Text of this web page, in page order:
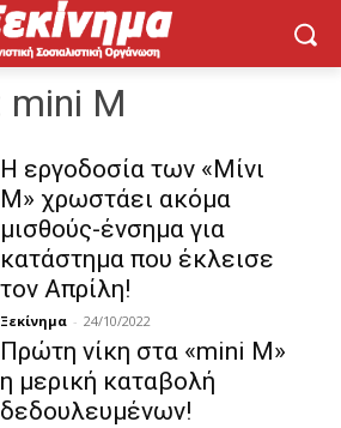
mini M
Η εργοδοσία των «Μίνι
Μ» χρωστάει ακόμα
μισθούς-ένσημα για
κατάστημα που έκλεισε
τον Απρίλη!
Ξεκίνημα - 24/10/2022
Πρώτη νίκη στα «mini M»
η μερική καταβολή
δεδουλευμένων!